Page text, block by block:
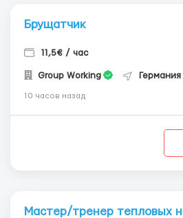
Брущатчик
11,5€ / час
Group Working
10 часов назад
Мастер/тренер тепловых